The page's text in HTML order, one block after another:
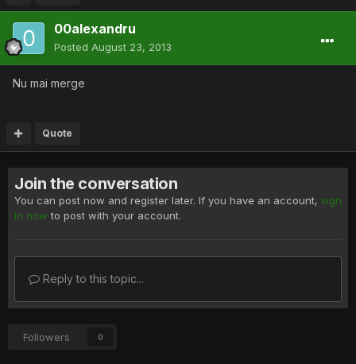
00alexandru
Posted August 23, 2013
Nu mai merge
Quote
Join the conversation
You can post now and register later. If you have an account, sign
in now to post with your account.
Reply to this topic...
Followers 0